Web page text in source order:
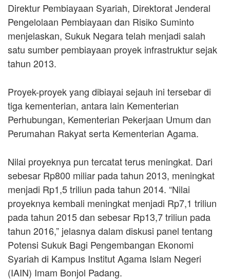
Direktur Pembiayaan Syariah, Direktorat Jenderal
Pengelolaan Pembiayaan dan Risiko Suminto
menjelaskan, Sukuk Negara telah menjadi salah
satu sumber pembiayaan proyek infrastruktur sejak
tahun 2013.
Proyek-proyek yang dibiayai sejauh ini tersebar di
tiga kementerian, antara lain Kementerian
Perhubungan, Kementerian Pekerjaan Umum dan
Perumahan Rakyat serta Kementerian Agama.
Nilai proyeknya pun tercatat terus meningkat. Dari
sebesar Rp800 miliar pada tahun 2013, meningkat
menjadi Rp1,5 triliun pada tahun 2014. “Nilai
proyeknya kembali meningkat menjadi Rp7,1 triliun
pada tahun 2015 dan sebesar Rp13,7 triliun pada
tahun 2016,” jelasnya dalam diskusi panel tentang
Potensi Sukuk Bagi Pengembangan Ekonomi
Syariah di Kampus Institut Agama Islam Negeri
(IAIN) Imam Bonjol Padang.